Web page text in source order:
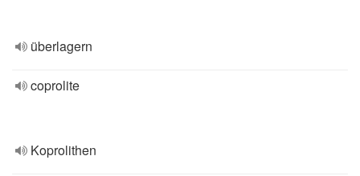
überlagern
coprolite
Koprolithen